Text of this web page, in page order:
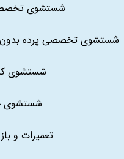
شستشوی
شستشوی تخصصی پرده
شستشوی
شستشوی
تعمیرات و